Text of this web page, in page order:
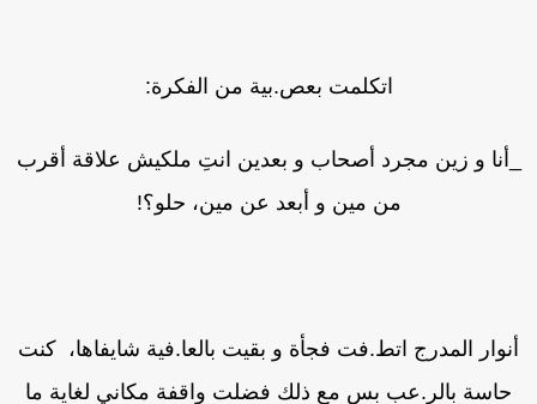
اتكلمت بعص.بية من الفكرة:
و زين مجرد أصحاب و بعدين انتِ ملكيش علاقة أقرب
من مين و أبعد عن مين، حلو؟!
المدرج اتط.فت فجأة و بقيت بالعا.فية شايفاها، كنت
حاسة بالر.عب بس مع ذلك فضلت واقفة مكاني لغاية ما